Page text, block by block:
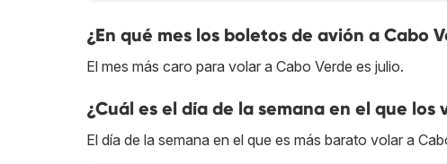
¿En qué mes los boletos de avión a Cabo
El mes más caro para volar a Cabo Verde es julio.
¿Cuál es el día de la semana en el que
El día de la semana en el que es más barato volar a